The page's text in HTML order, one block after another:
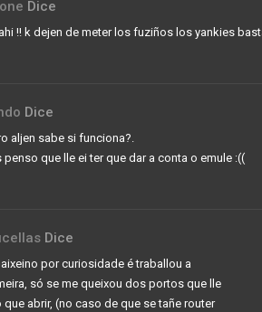
Dice
!! k dejen de meter los fuziños los yankies
Dice
aljen sabe si funciona?.
penso que lle ei ter que dar a conta o emule :((
Dice
por curiosidade é traballou a
só se me queixou dos portos que lle
que abrir, (no caso de que se tañe router